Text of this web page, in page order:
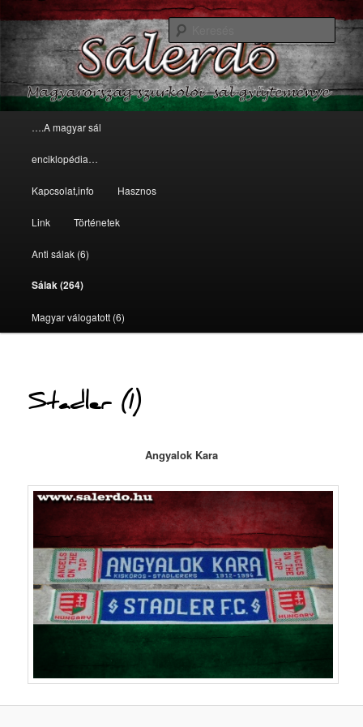
Magyarország szurkolói
sálgyűjteménye
Tovább az elsődleges tartalomra
Tovább a másodlagos tartalomra
….A magyar sál
enciklopédia…
Kapcsolat,info Hasznos
Link Történetek
Anti sálak (6)
Sálak (264)
Magyar válogatott (6)
Stadler (1)
Angyalok Kara